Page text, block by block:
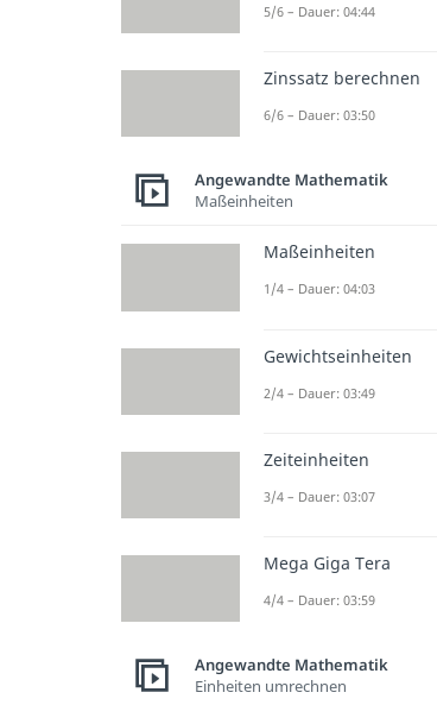
5/6 – Dauer: 04:44
Zinssatz berechnen
6/6 – Dauer: 03:50
Angewandte Mathematik
Maßeinheiten
Maßeinheiten
1/4 – Dauer: 04:03
Gewichtseinheiten
2/4 – Dauer: 03:49
Zeiteinheiten
3/4 – Dauer: 03:07
Mega Giga Tera
4/4 – Dauer: 03:59
Angewandte Mathematik
Einheiten umrechnen